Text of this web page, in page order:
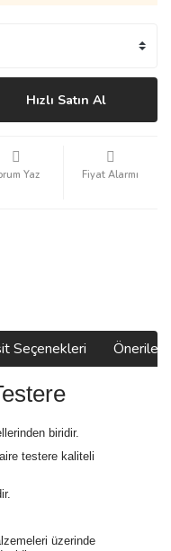
Hızlı Satın Al
Yaz Fiyat Alarmı
Seçenekleri
biridir.
testere kaliteli
üzerinde